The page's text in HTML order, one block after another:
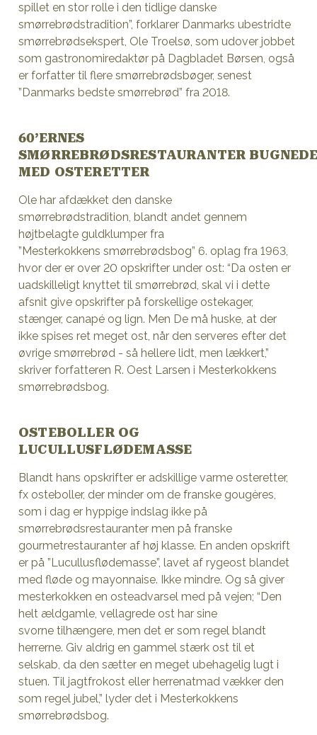
spillet en stor rolle i den tidlige danske
smørrebrødstradition”, forklarer Danmarks ubestridte
smørrebrødsekspert, Ole Troelsø, som udover jobbet
som gastronomiredaktør på Dagbladet Børsen, også
er forfatter til flere smørrebrødsbøger, senest
”Danmarks bedste smørrebrød” fra 2018.
60’ERNES
SMØRREBRØDSRESTAURANTER
MED OSTERETTER
Ole har afdækket den danske
smørrebrødstradition, blandt andet gennem
højtbelagte guldklumper fra
”Mesterkokkens smørrebrødsbog” 6. oplag fra 1963,
hvor der er over 20 opskrifter under ost: “Da osten er
uadskilleligt knyttet til smørrebrød, skal vi i dette
afsnit give opskrifter på forskellige ostekager,
stænger, canapé og lign. Men De må huske, at der
ikke spises ret meget ost, når den serveres efter det
øvrige smørrebrød - så hellere lidt, men lækkert,”
skriver forfatteren R. Oest Larsen i Mesterkokkens
smørrebrødsbog.
OSTEBOLLER OG
LUCULLUSFLØDEMASSE
Blandt hans opskrifter er adskillige varme osteretter,
fx osteboller, der minder om de franske gougères,
som i dag er hyppige indslag ikke på
smørrebrødsrestauranter men på franske
gourmetrestauranter af høj klasse. En anden opskrift
er på ”Lucullusflødemasse”, lavet af rygeost blandet
med fløde og mayonnaise. Ikke mindre. Og så giver
mesterkokken en osteadvarsel med på vejen; “Den
helt ældgamle, vellagrede ost har sine
svorne tilhængere, men det er som regel blandt
herrerne. Giv aldrig en gammel stærk ost til et
selskab, da den sætter en meget ubehagelig lugt i
stuen. Til jagtfrokost eller herrenatmad vækker den
som regel jubel,” lyder det i Mesterkokkens
smørrebrødsbog.